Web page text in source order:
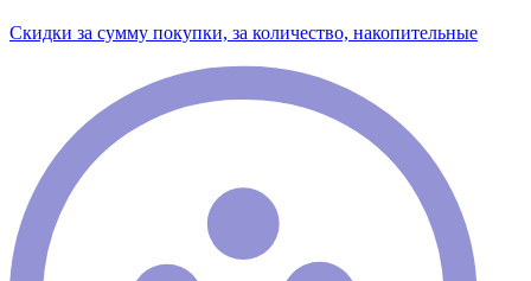
Скидки за сумму покупки, за количество, накопительные